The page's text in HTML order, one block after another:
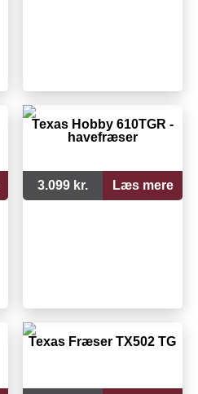
Texas Hobby 610TGR -
havefræser
3.099 kr. Læs mere
Texas Fræser TX502 TG